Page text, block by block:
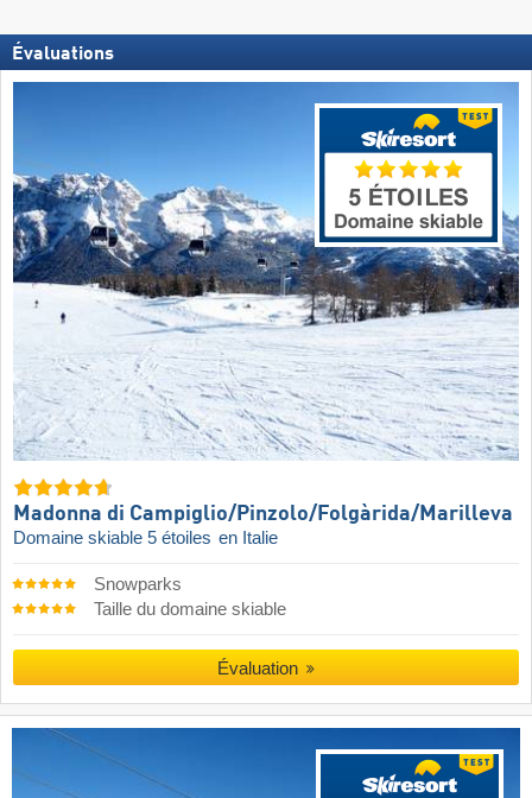
Évaluations
Madonna di Campiglio/​Pinzolo/​Folgàrida/​Marilleva
Domaine skiable 5 étoiles en Italie
Snowparks
Taille du domaine skiable
Évaluation